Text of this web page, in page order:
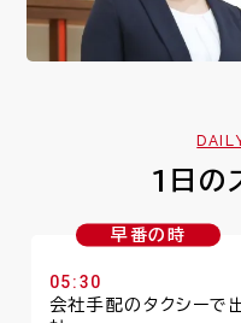
1日の
早番の時
05:30
会社手配のタクシーで